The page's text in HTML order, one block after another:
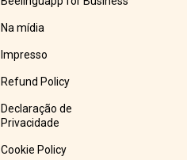
Na mídia
Impresso
Refund Policy
Declaração de
Privacidade
Cookie Policy